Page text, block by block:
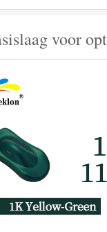
voor